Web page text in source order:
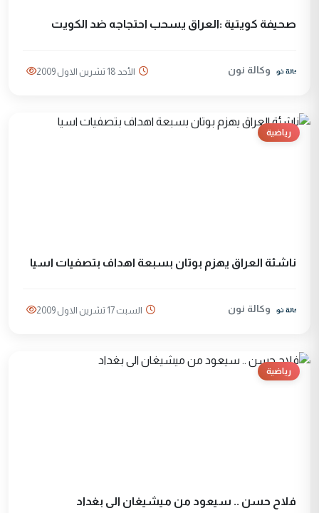
صحيفة كويتية :العراق يسحب احتجاجه ضد الكويت
وكالة نون الأحد 18 تشرين الاول 2009
رياضية
ناشئة العراق يهزم بوتان بسبعة اهداف بتصفيات اسيا
وكالة نون السبت 17 تشرين الاول 2009
رياضية
فلاح حسن .. سيعود من ميشيغان الى بغداد